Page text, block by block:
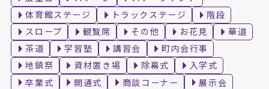
体育館ステージ
トラックステージ
階段
スロープ
観覧席 その他 お花見
華道
茶道
学習塾 講習会
町内会行事
地鎮祭
資材置き場 除幕式
入学式
卒業式
開通式 商談コーナー
展示会